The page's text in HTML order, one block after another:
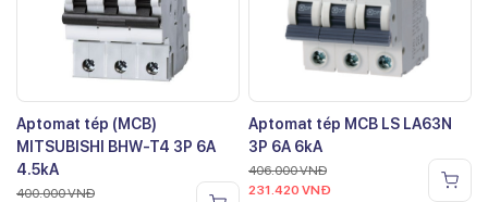
Aptomat tép (MCB)
MITSUBISHI BHW-T4 3P 6A
4.5kA
400.000VNĐ
Aptomat tép MCB LS LA63N
3P 6A 6kA
406.000VNĐ
231.420 VNĐ